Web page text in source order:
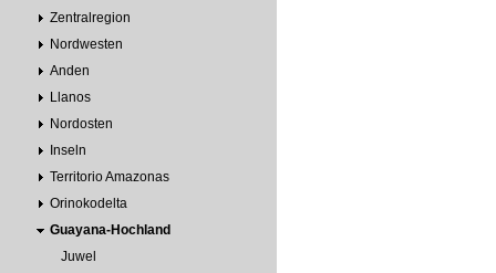
Zentralregion
Nordwesten
Anden
Llanos
Nordosten
Inseln
Territorio Amazonas
Orinokodelta
Guayana-Hochland
Juwel